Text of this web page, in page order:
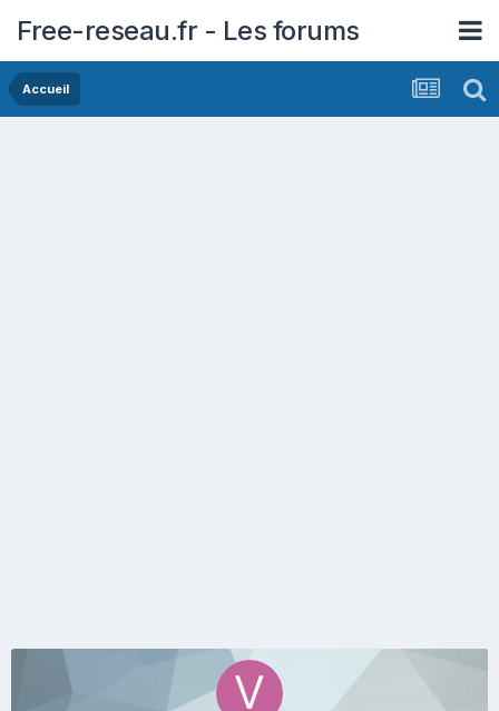
Free-reseau.fr - Les forums
Accueil